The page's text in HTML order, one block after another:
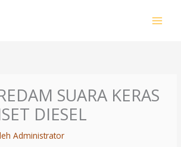
SUARA KERAS
DIESEL
Administrator